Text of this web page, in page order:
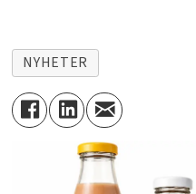
NYHETER